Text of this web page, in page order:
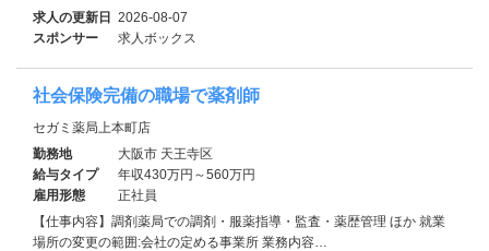
求人の更新日 2026-08-07
スポンサー
求人ボックス
社会保険完備の職場で薬剤師
セガミ薬局上本町店
勤務地
大阪市 天王寺区
給与タイプ
年収430万円～560万円
雇用形態
正社員
【仕事内容】調剤薬局での調剤・服薬指導・監査・薬歴管理 ほか 就業
場所の変更の範囲:会社の定める事業所 業務内容…